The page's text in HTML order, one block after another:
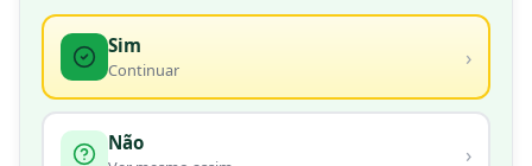
Sim
Continuar ›
Não ›